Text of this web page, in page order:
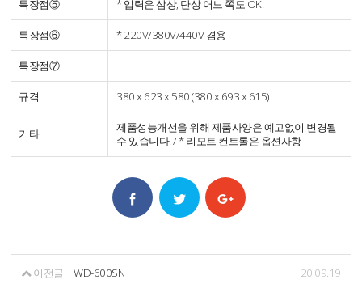
특장점⑤ * 입력은 삼상, 단상 어느 쪽도 OK!
특장점⑥ * 220V/380V/440V 겸용
특장점⑦
규격 380 x 623 x 580 (380 x 693 x 615)
기타
제품성능개선을 위해 제품사양은 예고없이 변경될
수 있습니다. / * 리모트 컨트롤은 옵션사항
이전글 WD-600SN 20.09.19